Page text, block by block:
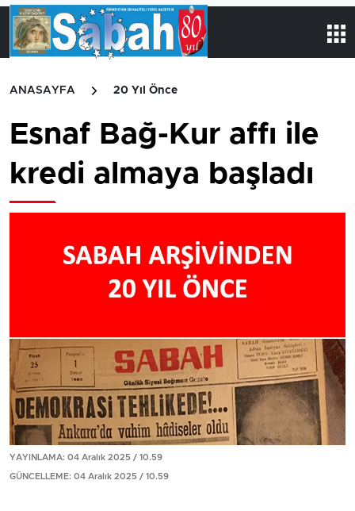
ANASAYFA 20 Yıl Önce
Esnaf Bağ-Kur affı ile
kredi almaya başladı
YAYINLAMA: 04 Aralık 2025 / 10.59
GÜNCELLEME: 04 Aralık 2025 / 10.59